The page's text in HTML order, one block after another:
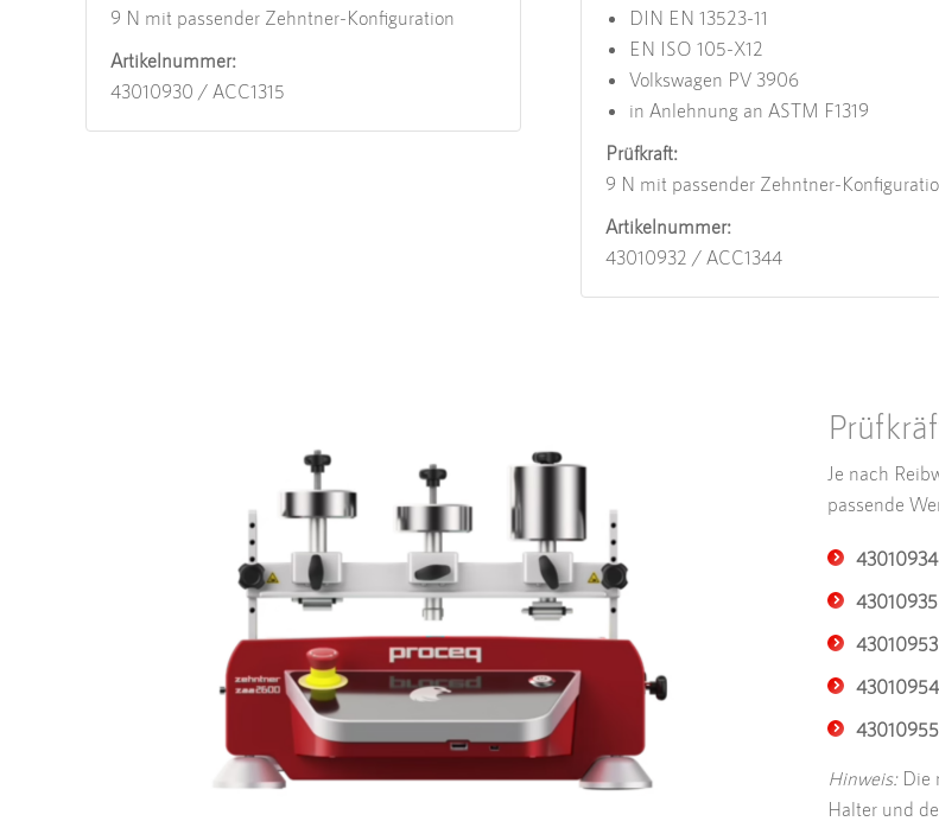
9 N mit passender Zehntner-Konfiguration
Artikelnummer:
43010930 / ACC1315
DIN EN 13523-11
EN ISO 105-X12
Volkswagen PV 3906
in Anlehnung an ASTM F1319
Prüfkraft:
9 N mit passender Zehntner-
Artikelnummer:
43010932 / ACC1344
Je nach
passende
Hinweis:Die
Halter und